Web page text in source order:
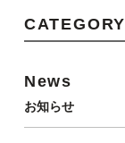
CATEGORY
News
お知らせ